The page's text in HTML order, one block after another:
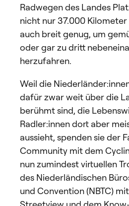
Radwegen des Landes
nicht nur 37.000
auch breit genug, um
oder gar zu dritt
herzufahren.
Weil die
dafür zwar weit über die
berühmt sind, die
Radler:innen dort aber
aussieht, spenden sie der
Community mit dem
nun zumindest virtuellen
des Niederländischen
und Convention (NBTC)
Streetview und dem